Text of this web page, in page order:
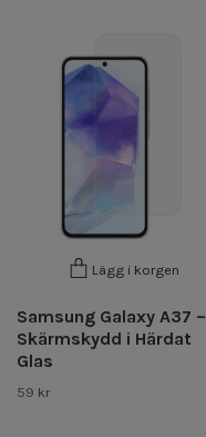
Lägg i korgen
Samsung Galaxy A37 –
Skärmskydd i Härdat
Glas
59 kr